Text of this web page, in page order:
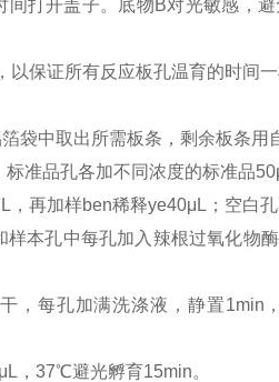
间打开盖子。底物B对光敏感，
以保证所有反应板孔温育的时间
袋中取出所需板条，剩余板条用
准品孔各加不同浓度的标准品
再加样ben稀释ye40μL；空白孔
本孔中每孔加入辣根过氧化物
，每孔加满洗涤液，静置1min
，37℃避光孵育15min。